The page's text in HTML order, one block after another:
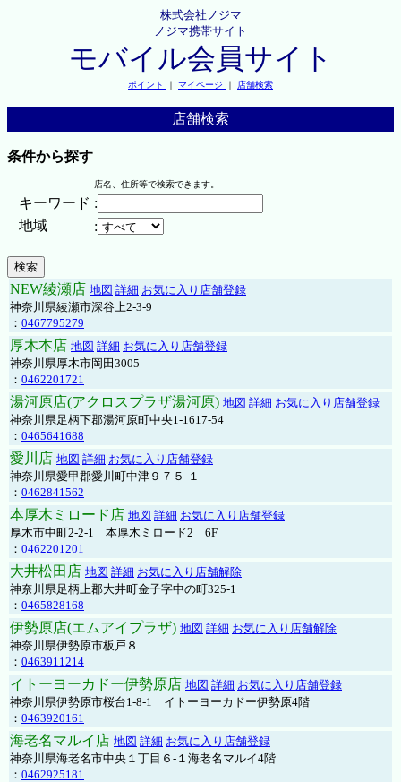
株式会社ノジマ
ノジマ携帯サイト
モバイル会員サイト
ポイント ｜ マイページ ｜ 店舗検索
店舗検索
条件から探す
店名、住所等で検索できます。
キーワード :
地域
:
NEW綾瀬店 地図 詳細 お気に入り店舗登録
神奈川県綾瀬市深谷上2-3-9
： 0467795279
厚木本店 地図 詳細 お気に入り店舗登録
神奈川県厚木市岡田3005
： 0462201721
湯河原店(アクロスプラザ湯河原) 地図 詳細 お気に入り店舗登録
神奈川県足柄下郡湯河原町中央1-1617-54
： 0465641688
愛川店 地図 詳細 お気に入り店舗登録
神奈川県愛甲郡愛川町中津９７５-１
： 0462841562
本厚木ミロード店 地図 詳細 お気に入り店舗登録
厚木市中町2-2-1 本厚木ミロード2 6F
： 0462201201
大井松田店 地図 詳細 お気に入り店舗解除
神奈川県足柄上郡大井町金子字中の町325-1
： 0465828168
伊勢原店(エムアイプラザ) 地図 詳細 お気に入り店舗解除
神奈川県伊勢原市板戸８
： 0463911214
イトーヨーカドー伊勢原店 地図 詳細 お気に入り店舗登録
神奈川県伊勢原市桜台1-8-1 イトーヨーカドー伊勢原4階
： 0463920161
海老名マルイ店 地図 詳細 お気に入り店舗登録
神奈川県海老名市中央１丁目６-１海老名マルイ4階
： 0462925181